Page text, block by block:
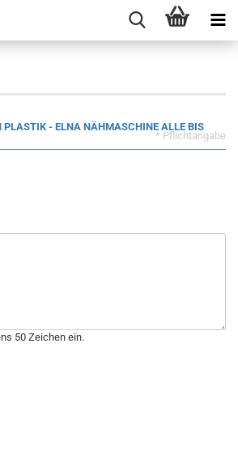
PLASTIK - ELNA NÄHMASCHINE ALLE BIS
50 Zeichen ein.
* Pflichtangabe